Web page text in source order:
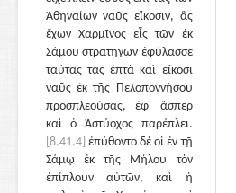
Ἀθηναίων ναῦς εἴκοσιν, ἃς
ἔχων Χαρμῖνος εἷς τῶν ἐκ
Σάμου στρατηγῶν ἐφύλασσε
ταύτας τὰς ἑπτὰ καὶ εἴκοσι
ναῦς ἐκ τῆς Πελοποννήσου
προσπλεούσας, ἐφ᾽ ἅσπερ
καὶ ὁ Ἀστύοχος παρέπλει.
[8.41.4] ἐπύθοντο δὲ οἱ ἐν τῇ
Σάμῳ ἐκ τῆς Μήλου τὸν
ἐπίπλουν αὐτῶν, καὶ ἡ